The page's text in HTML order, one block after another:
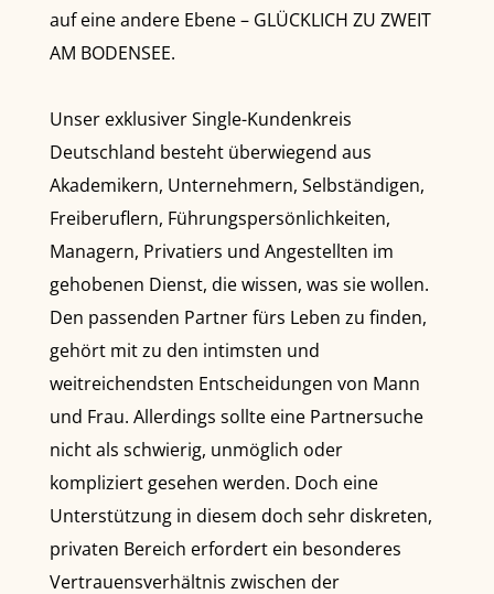
auf eine andere Ebene – GLÜCKLICH ZU ZWEIT
AM BODENSEE.
Unser exklusiver Single-Kundenkreis
Deutschland besteht überwiegend aus
Akademikern, Unternehmern, Selbständigen,
Freiberuflern, Führungspersönlichkeiten,
Managern, Privatiers und Angestellten im
gehobenen Dienst, die wissen, was sie wollen.
Den passenden Partner fürs Leben zu finden,
gehört mit zu den intimsten und
weitreichendsten Entscheidungen von Mann
und Frau. Allerdings sollte eine Partnersuche
nicht als schwierig, unmöglich oder
kompliziert gesehen werden. Doch eine
Unterstützung in diesem doch sehr diskreten,
privaten Bereich erfordert ein besonderes
Vertrauensverhältnis zwischen der